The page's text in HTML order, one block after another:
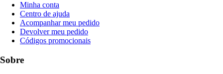
Minha conta
Centro de ajuda
Acompanhar meu pedido
Devolver meu pedido
Códigos promocionais
Sobre